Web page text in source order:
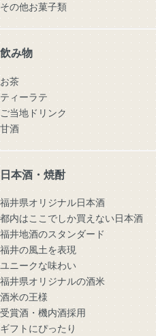
その他お菓子類
飲み物
お茶
ティーラテ
ご当地ドリンク
甘酒
日本酒・焼酎
福井県オリジナル日本酒
都内はここでしか買えない日本酒
福井地酒のスタンダード
福井の風土を表現
ユニークな味わい
福井県オリジナルの酒米
酒米の王様
受賞酒・機内酒採用
ギフトにぴったり